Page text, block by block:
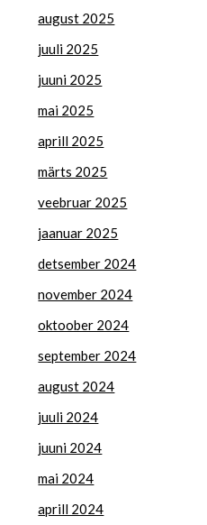
august 2025
juuli 2025
juuni 2025
mai 2025
aprill 2025
märts 2025
veebruar 2025
jaanuar 2025
detsember 2024
november 2024
oktoober 2024
september 2024
august 2024
juuli 2024
juuni 2024
mai 2024
aprill 2024